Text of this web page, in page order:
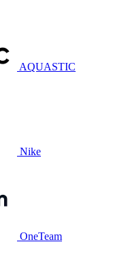
AQUASTIC
Nike
OneTeam